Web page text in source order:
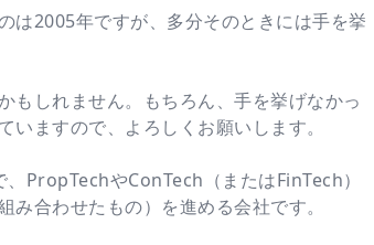
は2005年ですが、多分そのときには手を挙
もしれません。もちろん、手を挙げなかっ
ますので、よろしくお願いします。
PropTechやConTech（またはFinTech）
合わせたもの）を進める会社です。